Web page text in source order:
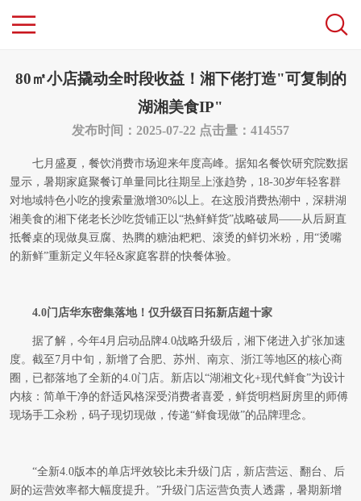
80㎡小店撬动全时段收益！湘下佬打造"可复制的
湖湘美食IP"
发布时间：2025-07-22 点击量：414557
七月盛夏，餐饮消费市场迎来年度高峰。据知名餐饮研究院数据
显示，暑期家庭聚餐订单量同比往期呈上涨趋势，18-30岁年轻客群
对地域特色小吃的搜索量激增30%以上。在这股消费热潮中，深耕湖
湘美食的湘下佬老长沙吃货铺正以“热鲜鲜货”战略破局——从后厨直
抵餐桌的现做臭豆腐、热腾的糖油粑粑、滚烫的鲜切米粉，用“烫嘴
的新鲜”重新定义年轻&家庭客群的快餐体验。
4.0门店华东密集落地！仅升级百日拓新店超十家
据了解，今年4月启动品牌4.0战略升级后，湘下佬进入扩张加速
度。截至7月中旬，新增了合肥、苏州、南京、浙江等地区的核心商
圈，已都落地了全新的4.0门店。新店以“湖湘文化+现代鲜食”为设计
内核：简单干净的舒适风格深受消费者喜爱，鲜货明档厨房里的师傅
现场手工汆粉，码子现切现做，传递“鲜食现做”的品牌理念。
“全新4.0版本的单店坪效较比未升级门店，新店营运、翻台、后
厨的运营效率都大幅度提升。”升级门店运营负责人透露，暑期新增